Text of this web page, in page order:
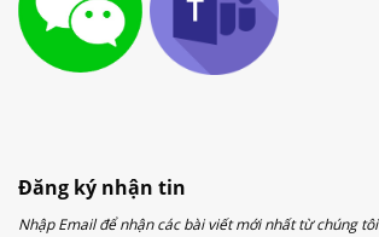
Đăng ký nhận tin
Nhập Email để nhận các bài viết mới nhất từ chúng tôi